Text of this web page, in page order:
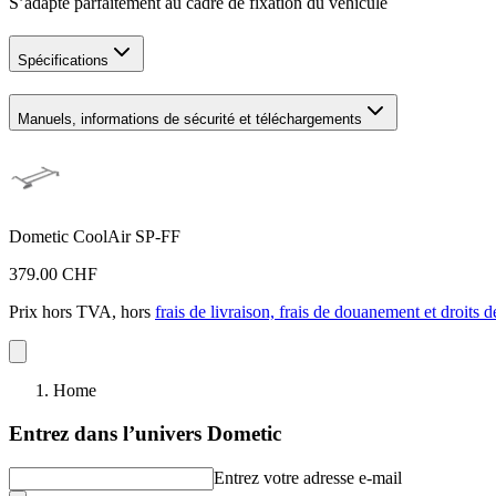
Spécifications
Manuels, informations de sécurité et téléchargements
Dometic CoolAir SP-FF
379.00 CHF
Prix hors TVA, hors frais de livraison, frais de douanement et droits
Home
Entrez dans l’univers Dometic
Entrez votre adresse e-mail